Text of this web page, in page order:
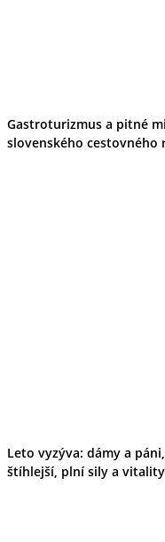
Gastroturizmus a pitné
slovenského cestovného
Leto vyzýva: dámy a
štíhlejší, plní sily a